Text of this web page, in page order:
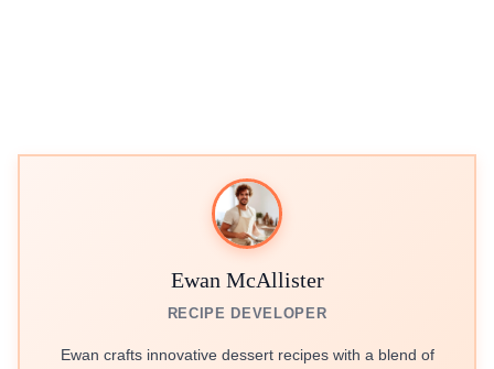
Ewan McAllister
RECIPE DEVELOPER
Ewan crafts innovative dessert recipes with a blend of